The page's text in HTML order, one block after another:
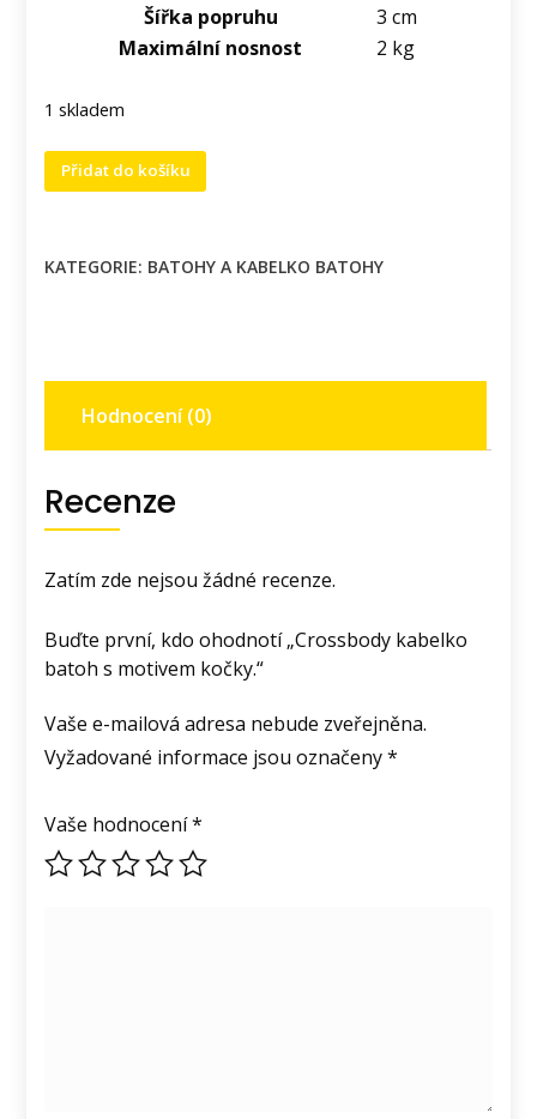
Šířka popruhu
3 cm
Maximální nosnost
2 kg
1 skladem
Crossbody
kabelko
motivem
Přidat do košíku
KATEGORIE: BATOHY A KABELKO BATOHY
Hodnocení (0)
Recenze
Zatím zde nejsou žádné recenze.
Buďte první, kdo ohodnotí „Crossbody kabelko
batoh s motivem kočky.“
Vaše e-mailová adresa nebude zveřejněna.
Vyžadované informace jsou označeny*
Vaše hodnocení*